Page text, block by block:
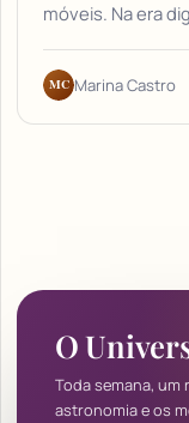
móveis. Na era
MC Marina Castro
O
Toda semana,
astronomia e os